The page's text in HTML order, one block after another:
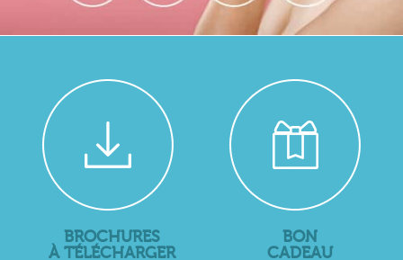
BROCHURES
À TÉLÉCHARGER
BON
CADEAU